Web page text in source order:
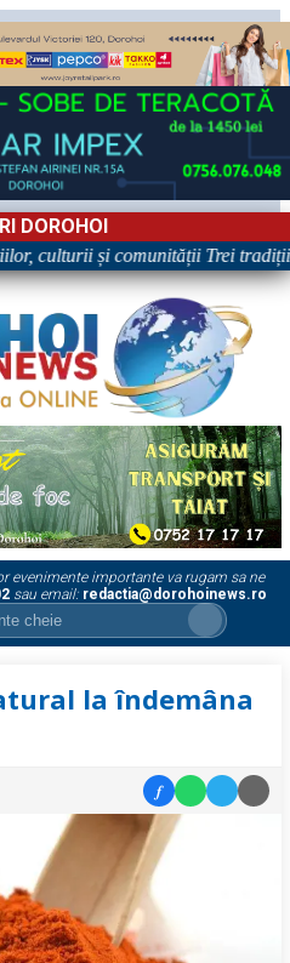
DOROHOI
culturii și comunității Trei tradiții.
evenimente importante va rugam sa ne
sau email: redactia@dorohoinews.ro
la îndemâna
f